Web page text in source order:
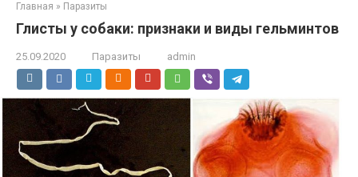
Главная » Паразиты
Глисты у собаки: признаки и виды гельминтов
25.09.2020 Паразиты admin